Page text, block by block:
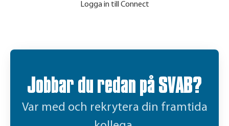
Logga in till Connect
Jobbar du redan på SVAB?
Var med och rekrytera din framtida